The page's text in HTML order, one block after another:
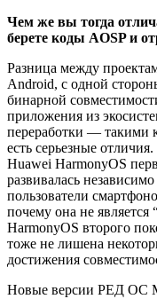
Чем же вы тогда
берете коды AOSP и
Разница между
Android, с одной
бинарной
приложения из
переработки — такими
есть серьезные
Huawei HarmonyOS
развивалась
пользователи
почему она не
HarmonyOS второго
тоже не лишена
достижения
Новые версии РЕД ОС